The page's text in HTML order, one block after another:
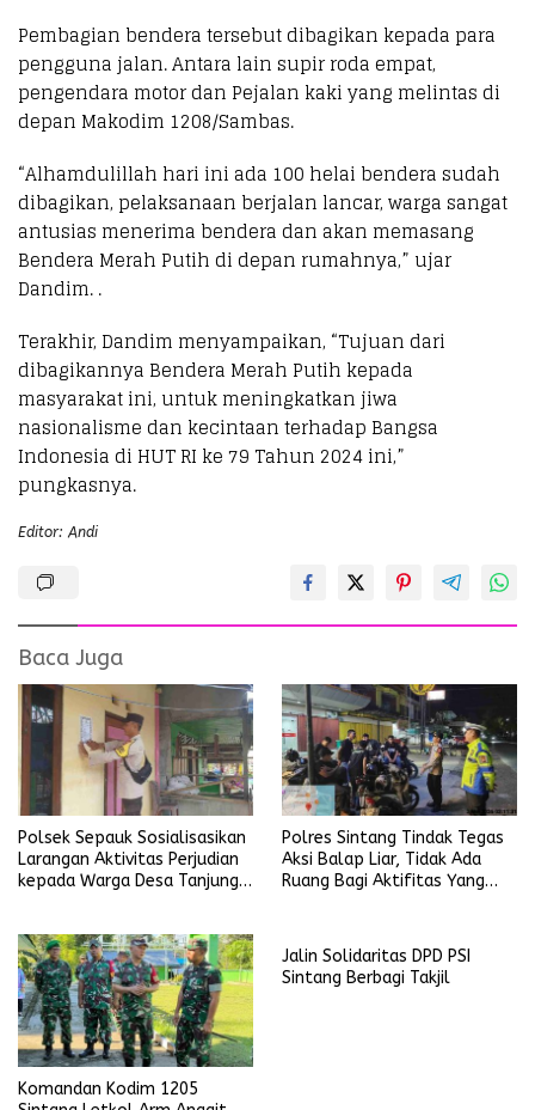
Pembagian bendera tersebut dibagikan kepada para
pengguna jalan. Antara lain supir roda empat,
pengendara motor dan Pejalan kaki yang melintas di
depan Makodim 1208/Sambas.
“Alhamdulillah hari ini ada 100 helai bendera sudah
dibagikan, pelaksanaan berjalan lancar, warga sangat
antusias menerima bendera dan akan memasang
Bendera Merah Putih di depan rumahnya,” ujar
Dandim. .
Terakhir, Dandim menyampaikan, “Tujuan dari
dibagikannya Bendera Merah Putih kepada
masyarakat ini, untuk meningkatkan jiwa
nasionalisme dan kecintaan terhadap Bangsa
Indonesia di HUT RI ke 79 Tahun 2024 ini,”
pungkasnya.
Editor: Andi
Baca Juga
Polsek Sepauk Sosialisasikan
Larangan Aktivitas Perjudian
kepada Warga Desa Tanjung
Polres Sintang Tindak Tegas
Aksi Balap Liar, Tidak Ada
Ruang Bagi Aktifitas Yang
Komandan Kodim 1205
Jalin Solidaritas DPD PSI
Sintang Berbagi Takjil